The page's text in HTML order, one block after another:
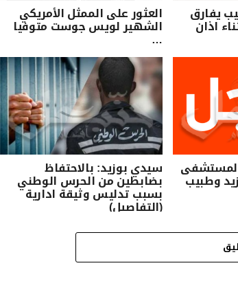
يفارق
اذان
العثور على الممثل الأمريكي
الشهير لويس جوست متوفيا
…
وطبيب
سيدي بوزيد: بالاحتفاظ
بضابطين من الحرس الوطني
بسبب تدليس وثيقة ادارية
(التفاصيل)